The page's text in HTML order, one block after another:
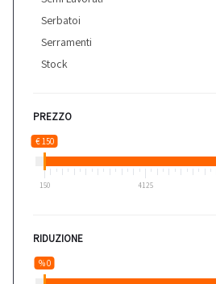
Serbatoi
Serramenti
Stock
PREZZO
€ 150
150 4125
RIDUZIONE
% 0